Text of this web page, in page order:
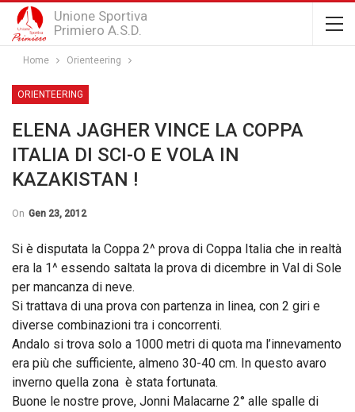
Unione Sportiva
Primiero A.S.D.
Home Orienteering
ORIENTEERING
ELENA JAGHER VINCE LA COPPA
ITALIA DI SCI-O E VOLA IN
KAZAKISTAN !
On Gen 23, 2012
Si è disputata la Coppa 2^ prova di Coppa Italia che in realtà
era la 1^ essendo saltata la prova di dicembre in Val di Sole
per mancanza di neve.
Si trattava di una prova con partenza in linea, con 2 giri e
diverse combinazioni tra i concorrenti.
Andalo si trova solo a 1000 metri di quota ma l’innevamento
era più che sufficiente, almeno 30-40 cm. In questo avaro
inverno quella zona è stata fortunata.
Buone le nostre prove, Jonni Malacarne 2° alle spalle di